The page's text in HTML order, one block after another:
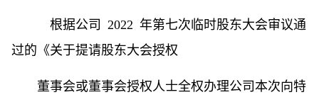
根据公司 2022 年第七次临时股东大会审议通
过的《关于提请股东大会授权
董事会或董事会授权人士全权办理公司本次向特